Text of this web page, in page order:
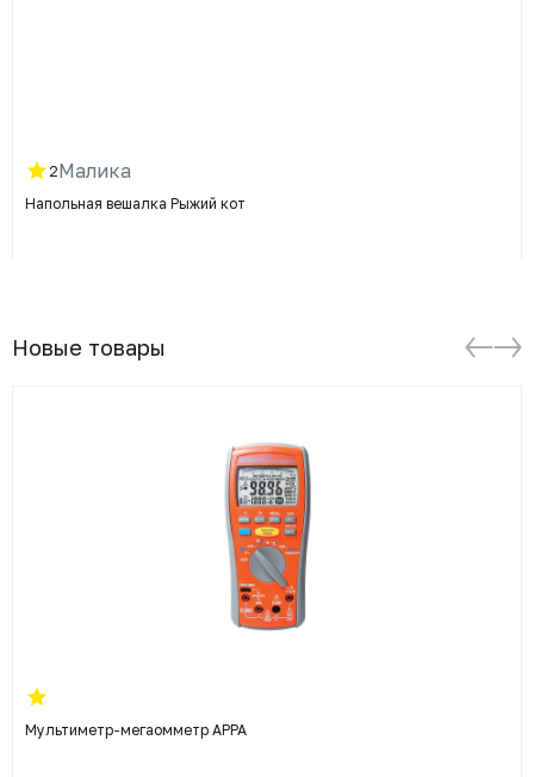
2Малика
Напольная вешалка Рыжий кот
Новые товары
Мультиметр-мегаомметр APPA